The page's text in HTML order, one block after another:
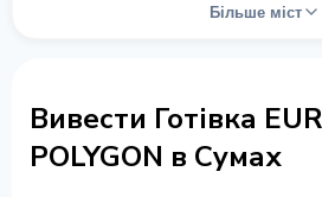
Більше міст
Вивести Готівка
POLYGON в Сумах